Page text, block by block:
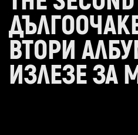
ВТОРИ
ИЗЛЕЗЕ ЗА